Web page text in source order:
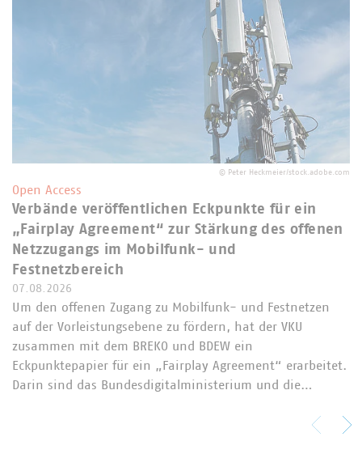
© Peter Heckmeier/stock.adobe.com
Open Access
Verbände veröffentlichen Eckpunkte für ein
„Fairplay Agreement“ zur Stärkung des offenen
Netzzugangs im Mobilfunk- und
Festnetzbereich
07.08.2026
Um den offenen Zugang zu Mobilfunk- und Festnetzen
auf der Vorleistungsebene zu fördern, hat der VKU
zusammen mit dem BREKO und BDEW ein
Eckpunktepapier für ein „Fairplay Agreement“ erarbeitet.
Darin sind das Bundesdigitalministerium und die…